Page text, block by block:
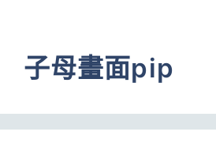
子母畫面pip